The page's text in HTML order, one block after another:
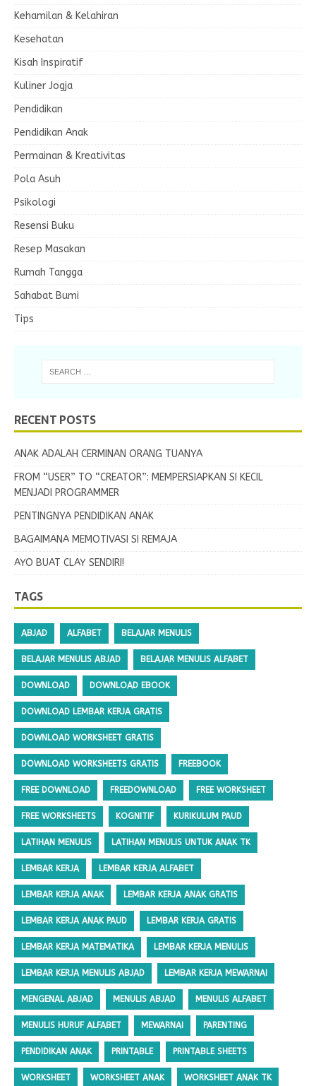
Kehamilan & Kelahiran
Kesehatan
Kisah Inspiratif
Kuliner Jogja
Pendidikan
Pendidikan Anak
Permainan & Kreativitas
Pola Asuh
Psikologi
Resensi Buku
Resep Masakan
Rumah Tangga
Sahabat Bumi
Tips
RECENT POSTS
ANAK ADALAH CERMINAN ORANG TUANYA
FROM “USER” TO “CREATOR”: MEMPERSIAPKAN SI KECIL
MENJADI PROGRAMMER
PENTINGNYA PENDIDIKAN ANAK
BAGAIMANA MEMOTIVASI SI REMAJA
AYO BUAT CLAY SENDIRI!
TAGS
ABJAD ALFABET BELAJAR MENULIS
BELAJAR MENULIS ABJAD BELAJAR MENULIS ALFABET
DOWNLOAD DOWNLOAD EBOOK
DOWNLOAD LEMBAR KERJA GRATIS
DOWNLOAD WORKSHEET GRATIS
DOWNLOAD WORKSHEETS GRATIS FREEBOOK
FREE DOWNLOAD FREEDOWNLOAD FREE WORKSHEET
FREE WORKSHEETS KOGNITIF KURIKULUM PAUD
LATIHAN MENULIS LATIHAN MENULIS UNTUK ANAK TK
LEMBAR KERJA LEMBAR KERJA ALFABET
LEMBAR KERJA ANAK LEMBAR KERJA ANAK GRATIS
LEMBAR KERJA ANAK PAUD LEMBAR KERJA GRATIS
LEMBAR KERJA MATEMATIKA LEMBAR KERJA MENULIS
LEMBAR KERJA MENULIS ABJAD LEMBAR KERJA MEWARNAI
MENGENAL ABJAD MENULIS ABJAD MENULIS ALFABET
MENULIS HURUF ALFABET MEWARNAI PARENTING
PENDIDIKAN ANAK PRINTABLE PRINTABLE SHEETS
WORKSHEET WORKSHEET ANAK WORKSHEET ANAK TK